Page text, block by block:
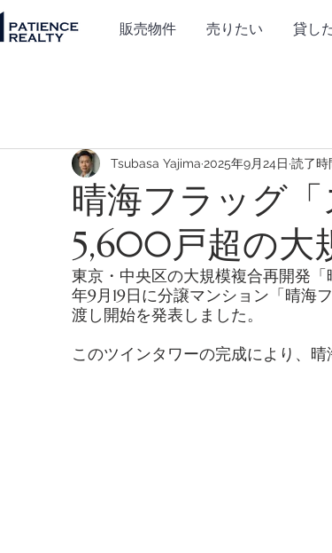
販売物件 売りたい 貸し
晴海フラッグ
5,600戸超の大
Tsubasa Yajima 2025年9月24日 読了時
東京・中央区の大規模複合再開発
年9月19日に分譲マンション「晴海
渡し開始を発表しました。
このツインタワーの完成により、